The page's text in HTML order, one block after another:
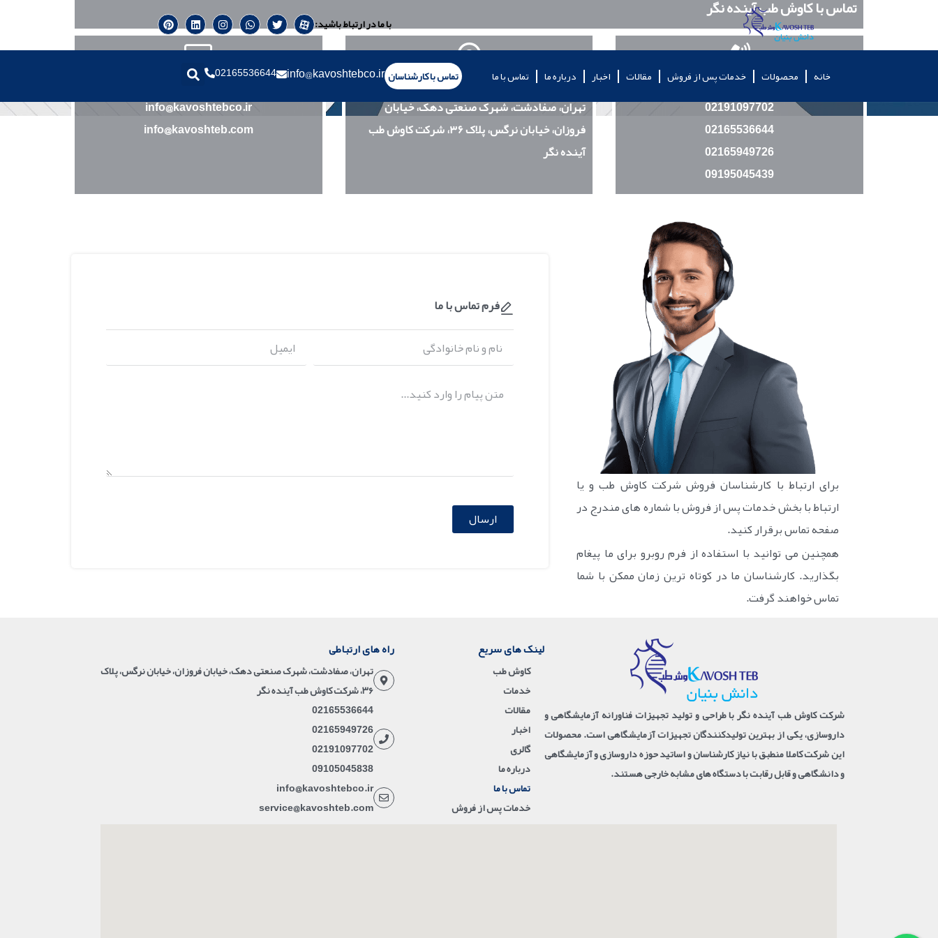
با ما در ارتباط باشید:
خانه محصولات خدمات پس از فروش مقالات اخبار درباره ما تماس با ما تماس با کارشناسانinfo@kavoshtebco.ir
02165536644
تماس با کاوش طب آینده نگر
شماره های تماس
02191097702
02165536644
02165949726
09195045439
آدرس
تهران، صفادشت، شهرک صنعتی دهک، خیابان
فروزان، خیابان نرگس، پلاک ۳۶، شرکت کاوش طب
آینده نگر
ایمیل
info@kavoshtebco.ir
info@kavoshteb.com
برای ارتباط با کارشناسان فروش شرکت کاوش طب و یا
ارتباط با بخش خدمات پس از فروش با شماره های مندرج در
صفحه تماس برقرار کنید.
همچنین می توانید با استفاده از فرم روبرو برای ما پیغام
بگذارید. کارشناسان ما در کوتاه ترین زمان ممکن با شما
تماس خواهند گرفت.
فرم تماس با ما
ارسال
شرکت کاوش طب آینده نگر با طراحی و تولید تجهیزات فناورانه آزمایشگاهی و
داروسازی، یکی از بهترین تولیدکنندگان تجهیزات آزمایشگاهی است. محصولات
این شرکت کاملا منطبق با نیاز کارشناسان و اساتید حوزه داروسازی و آزمایشگاهی
و دانشگاهی و قابل رقابت با دستگاه های مشابه خارجی هستند.
لینک های سریع
کاوش طب
خدمات
مقالات
اخبار
گالری
درباره ما
تماس با ما
خدمات پس از فروش
راه های ارتباطی
تهران، صفادشت، شهرک صنعتی دهک، خیابان فروزان، خیابان نرگس، پلاک
۳۶، شرکت کاوش طب آینده نگر
02165536644
02165949726
02191097702
09105045838
info@kavoshtebco.ir
service@kavoshteb.com